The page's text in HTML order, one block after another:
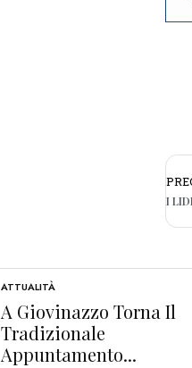
ATTUALITÀ
A Giovinazzo Torna Il
Tradizionale
Appuntamento...